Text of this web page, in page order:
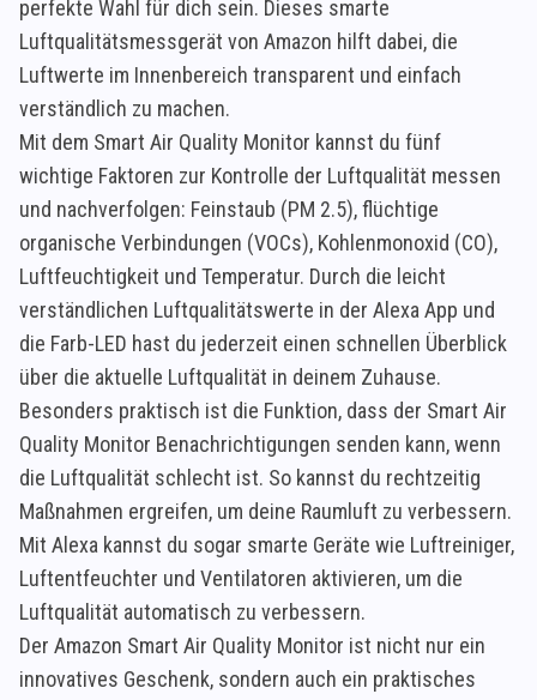
perfekte Wahl für dich sein. Dieses smarte
Luftqualitätsmessgerät von Amazon hilft dabei, die
Luftwerte im Innenbereich transparent und einfach
verständlich zu machen.
Mit dem Smart Air Quality Monitor kannst du fünf
wichtige Faktoren zur Kontrolle der Luftqualität messen
und nachverfolgen: Feinstaub (PM 2.5), flüchtige
organische Verbindungen (VOCs), Kohlenmonoxid (CO),
Luftfeuchtigkeit und Temperatur. Durch die leicht
verständlichen Luftqualitätswerte in der Alexa App und
die Farb-LED hast du jederzeit einen schnellen Überblick
über die aktuelle Luftqualität in deinem Zuhause.
Besonders praktisch ist die Funktion, dass der Smart Air
Quality Monitor Benachrichtigungen senden kann, wenn
die Luftqualität schlecht ist. So kannst du rechtzeitig
Maßnahmen ergreifen, um deine Raumluft zu verbessern.
Mit Alexa kannst du sogar smarte Geräte wie Luftreiniger,
Luftentfeuchter und Ventilatoren aktivieren, um die
Luftqualität automatisch zu verbessern.
Der Amazon Smart Air Quality Monitor ist nicht nur ein
innovatives Geschenk, sondern auch ein praktisches